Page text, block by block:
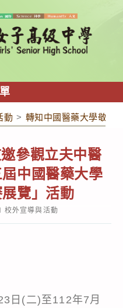
動 > 轉知中國醫藥大學敬邀
參觀立夫中醫
中國醫藥大學
覽」活動
校外宣導與活動
日(二)至112年7月